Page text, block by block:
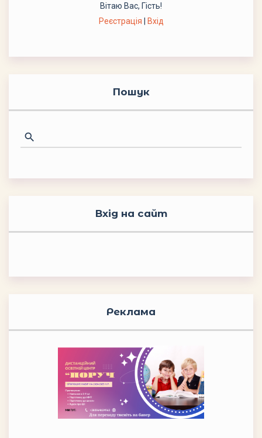
Вітаю Вас, Гість!
Реєстрація
Вхід
Пошук
Вхід на сайт
Реклама